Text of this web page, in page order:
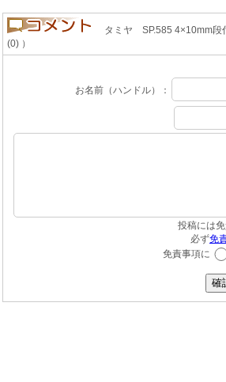
タミヤ SP.585 4×10mm
(0) ）
お名前（ハンドル）：
投稿には
必ず免
免責事項に